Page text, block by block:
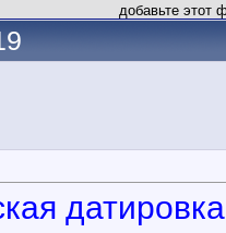
добавьте этот